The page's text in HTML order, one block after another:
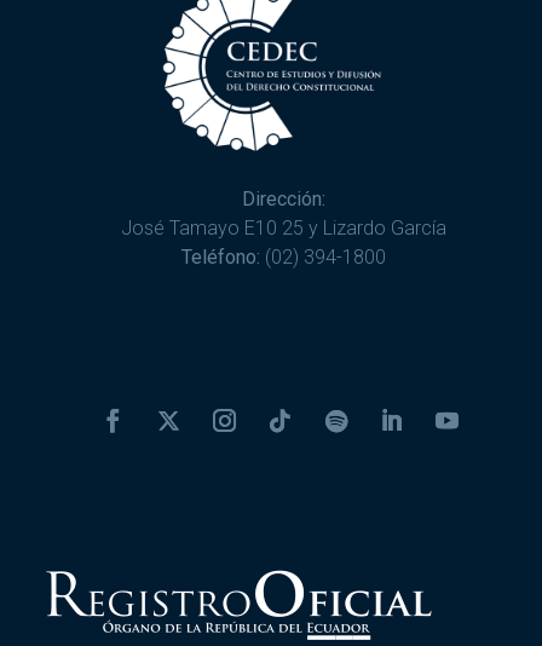
Dirección:
José Tamayo E10 25 y Lizardo García
Teléfono: (02) 394-1800